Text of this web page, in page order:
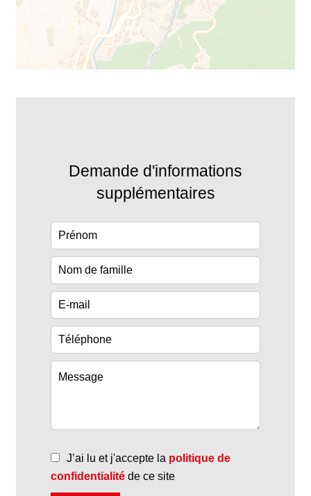
Demande d'informations
supplémentaires
J’ai lu et j'accepte la politique de
confidentialité de ce site